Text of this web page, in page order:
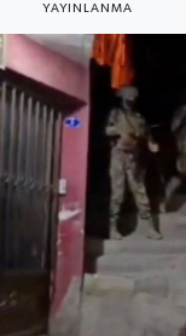
YAYINLANMA